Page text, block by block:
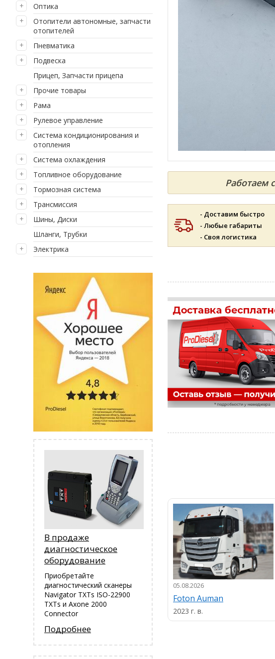
Оптика
Отопители автономные, запчасти
отопителей
Пневматика
Подвеска
Прицеп, Запчасти прицепа
Прочие товары
Рама
Рулевое управление
Система кондиционирования и
отопления
Система охлаждения
Топливное оборудование
Тормозная система
Трансмиссия
Шины, Диски
Шланги, Трубки
Электрика
В продаже
диагностическое
оборудование
Приобретайте
диагностический сканеры
Navigator TXTs ISO-22900
TXTs и Аxone 2000
Connector
Подробнее
Работаем
- Доставим быстро
- Любые габариты
- Своя логистика
05.08.2026
Foton Auman
2023 г. в.